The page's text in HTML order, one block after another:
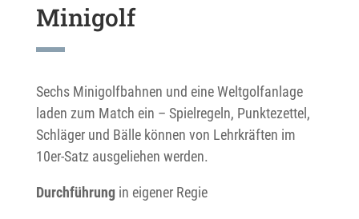
Minigolf
Sechs Minigolfbahnen und eine Weltgolfanlage
laden zum Match ein – Spielregeln, Punktezettel,
Schläger und Bälle können von Lehrkräften im
10er-Satz ausgeliehen werden.
Durchführung in eigener Regie